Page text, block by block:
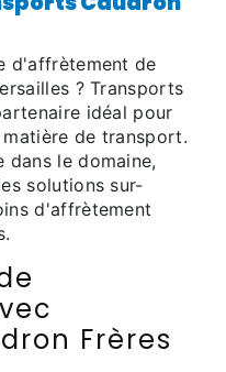
d'affrètement de
? Transports
idéal pour
de transport.
dans le domaine,
solutions sur-
d'affrètement
Frères